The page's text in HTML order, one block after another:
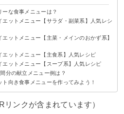
な食事メニューは？
材の例
ットメニュー【サラダ・副菜系】人気レシ
サラダ
ダ
ラダ
ョ
和えットメニュー【主菜・メインのおかず系】
子
エットメニュー【主食系】人気レシピ
ッチ
風パスタ
ゆットメニュー【スープ系】人気レシピ
ープ
分の献立メニュー例は？
向き食事メニューを作ってみよう！
リンクが含まれています）